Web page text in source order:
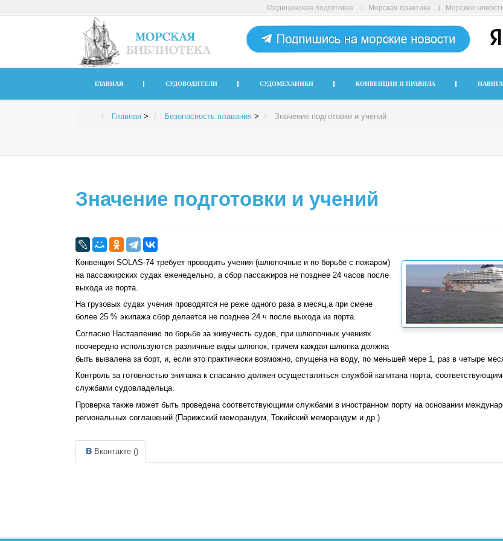
Медицинская подготовка Морская практика Морские
ГЛАВНАЯ СУДОВОДИТЕЛИ СУДОМЕХАНИКИ КОНВЕНЦИИ И ПРАВИЛА
Главная > Безопасность плавания > Значение подготовки и учений
Значение подготовки и учений
Конвенция SOLAS-74 требует проводить учения (шлюпочные и по борьбе с пожаром)
на пассажирских судах еженедельно, а сбор пассажиров не позднее 24 часов после
выхода из порта.
На грузовых судах учения проводятся не реже одного раза в месяц,а при смене
более 25 % экипажа сбор делается не позднее 24 ч после выхода из порта.
Согласно Наставлению по борьбе за живучесть судов, при шлюпочных учениях
поочередно используются различные виды шлюпок, причем каждая шлюпка должна
быть вывалена за борт, и, если это практически возможно, спущена на воду, по меньшей мере 1, раз в четыре
Контроль за готовностью экипажа к спасанию должен осуществляться службой капитана порта,
службами судовладельца.
Проверка также может быть проведена соответствующими службами в иностранном порту на основании
региональных соглашений (Парижский меморандум, Токийский меморандум и др.)
Вконтакте ()